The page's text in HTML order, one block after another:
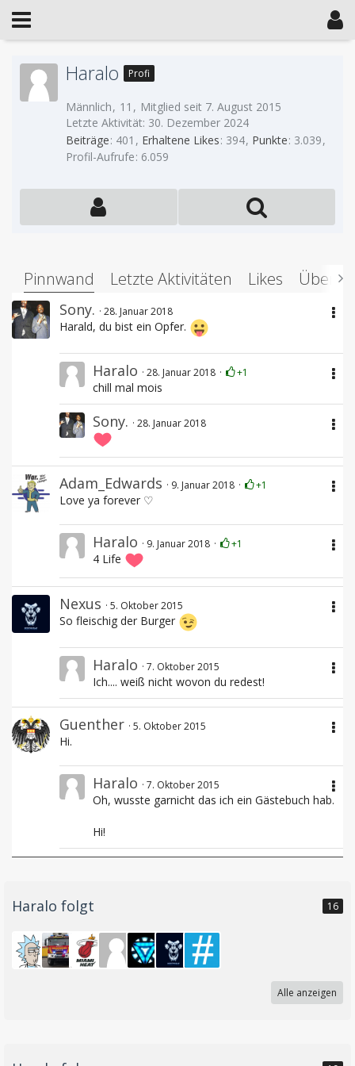
Haralo Profi
Männlich 11
Mitglied seit 7. August 2015
Letzte Aktivität: 30. Dezember 2024
Beiträge 401 Erhaltene Likes 394 Punkte 3.039
Profil-Aufrufe 6.059
Pinnwand Letzte Aktivitäten Likes Über
Sony. 28. Januar 2018
Harald, du bist ein Opfer.
Haralo 28. Januar 2018 +1
chill mal mois
Sony. 28. Januar 2018
Adam_Edwards 9. Januar 2018 +1
Love ya forever ♡
Haralo 9. Januar 2018 +1
4 Life
Nexus 5. Oktober 2015
So fleischig der Burger
Haralo 7. Oktober 2015
Ich.... weiß nicht wovon du redest!
Guenther 5. Oktober 2015
Hi.
Haralo 7. Oktober 2015
Oh, wusste garnicht das ich ein Gästebuch hab.
Hi!
Haralo folgt 16
Alle anzeigen